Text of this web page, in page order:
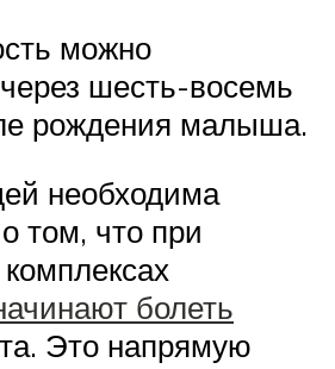
можно
шесть-восемь
рождения малыша.
необходима
том, что при
болеть
Это напрямую